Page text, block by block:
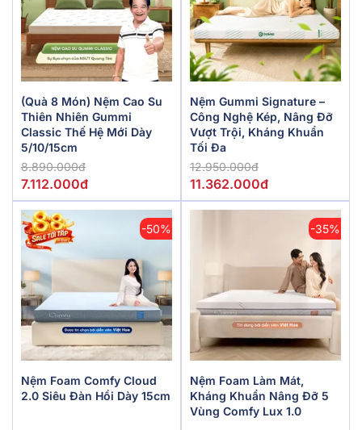
(Quà 8 Món) Nệm Cao Su
Thiên Nhiên Gummi
Classic Thế Hệ Mới Dày
5/10/15cm
8.890.000đ
7.112.000đ
Nệm Gummi Signature –
Công Nghệ Kép, Nâng Đỡ
Vượt Trội, Kháng Khuẩn
Tối Đa
12.950.000đ
11.362.000đ
-50%
Nệm Foam Comfy Cloud
2.0 Siêu Đàn Hồi Dày 15cm
-35%
Nệm Foam Làm Mát,
Kháng Khuẩn Nâng Đỡ 5
Vùng Comfy Lux 1.0